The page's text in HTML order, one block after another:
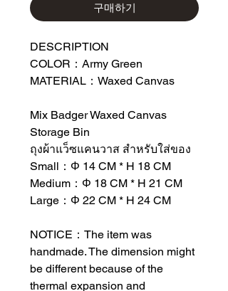
구매하기
DESCRIPTION
COLOR：Army Green
MATERIAL：Waxed Canvas
Mix Badger Waxed Canvas
Storage Bin
ถุงผ้าแว็ซแคนวาส สำหรับใส่ของ
Small：Φ 14 CM * H 18 CM
Medium：Φ 18 CM * H 21 CM
Large：Φ 22 CM * H 24 CM
NOTICE：The item was
handmade. The dimension might
be different because of the
thermal expansion and